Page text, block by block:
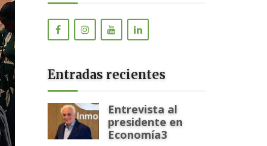
Entradas recientes
Entrevista al
presidente en
Economía3